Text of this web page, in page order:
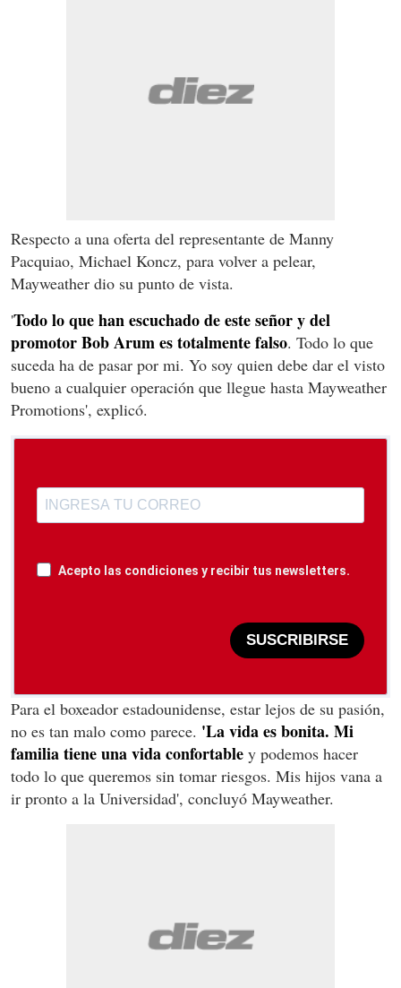
Respecto a una oferta del representante de Manny
Pacquiao, Michael Koncz, para volver a pelear,
Mayweather dio su punto de vista.
'Todo lo que han escuchado de este señor y del
promotor Bob Arum es totalmente falso. Todo lo que
suceda ha de pasar por mi. Yo soy quien debe dar el visto
bueno a cualquier operación que llegue hasta Mayweather
Promotions', explicó.
Acepto las condiciones y recibir tus newsletters.
SUSCRIBIRSE
Para el boxeador estadounidense, estar lejos de su pasión,
no es tan malo como parece. 'La vida es bonita. Mi
familia tiene una vida confortable y podemos hacer
todo lo que queremos sin tomar riesgos. Mis hijos vana a
ir pronto a la Universidad', concluyó Mayweather.